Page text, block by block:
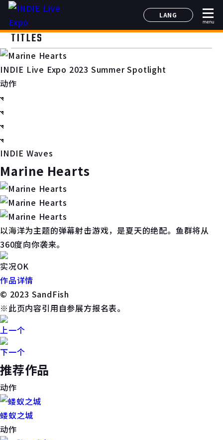
LANG
日本語
한국어
menu
TITLES
INDIE Live Expo 2023 Summer Spotlight
动作
INDIE Waves
Marine Hearts
以海洋为主题的弹幕射击游戏，是夏天的绝配。鱼群将从
360度向你袭来。
实况OK
作品详情
© 2023 SandFish
※此页内容引用自参展方报名表。
上一个
下一个
推荐作品
动作
蝼蚁之城
动作